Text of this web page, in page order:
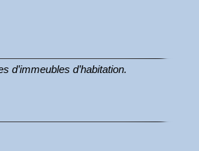
d’habitation.